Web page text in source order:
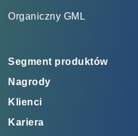
Organiczny GML
Segment produktów
Nagrody
Klienci
Kariera